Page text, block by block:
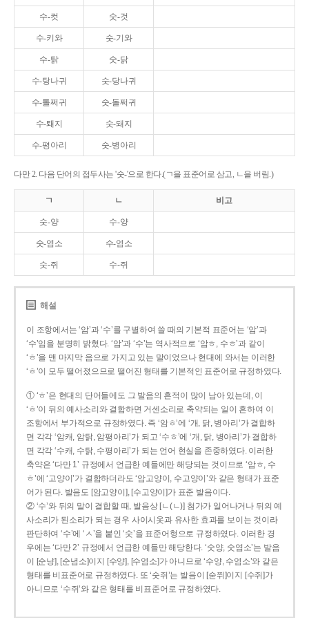
수-컷 숫-것
수-키와 숫-기와
수-탉 숫-닭
수-탕나귀 숫-당나귀
수-톨쩌귀 숫-돌쩌귀
수-퇘지 숫-돼지
수-평아리 숫-병아리
다만 2. 다음 단어의 접두사는 '숫-'으로 한다.(ㄱ을 표준어로 삼고, ㄴ을 버림.)
ㄱ ㄴ 비고
숫-양 수-양
숫-염소 수-염소
숫-쥐 수-쥐
해설
이 조항에서는 ‘암’과 ‘수’를 구별하여 쓸 때의 기본적 표준어는 ‘암’과
‘수’임을 분명히 밝혔다. ‘암’과 ‘수’는 역사적으로 ‘암ㅎ, 수ㅎ’과 같이
‘ㅎ’을 맨 마지막 음으로 가지고 있는 말이었으나 현대에 와서는 이러한
‘ㅎ’이 모두 떨어졌으므로 떨어진 형태를 기본적인 표준어로 규정하였다.
① ‘ㅎ’은 현대의 단어들에도 그 발음의 흔적이 많이 남아 있는데, 이
‘ㅎ’이 뒤의 예사소리와 결합하면 거센소리로 축약되는 일이 흔하여 이
조항에서 부가적으로 규정하였다. 즉 ‘암ㅎ’에 ‘개, 닭, 병아리’가 결합하
면 각각 ‘암캐, 암탉, 암평아리’가 되고 ‘수ㅎ’에 ‘개, 닭, 병아리’가 결합하
면 각각 ‘수캐, 수탉, 수평아리’가 되는 언어 현실을 존중하였다. 이러한
축약은 ‘다만 1’ 규정에서 언급한 예들에만 해당되는 것이므로 ‘암ㅎ, 수
ㅎ’에 ‘고양이’가 결합하더라도 ‘암고양이, 수고양이’와 같은 형태가 표준
어가 된다. 발음도 [암고양이], [수고양이]가 표준 발음이다.
② ‘수’와 뒤의 말이 결합할 때, 발음상 [ㄴ(ㄴ)] 첨가가 일어나거나 뒤의 예
사소리가 된소리가 되는 경우 사이시옷과 유사한 효과를 보이는 것이라
판단하여 ‘수’에 ‘ㅅ’을 붙인 ‘숫’을 표준어형으로 규정하였다. 이러한 경
우에는 ‘다만 2’ 규정에서 언급한 예들만 해당한다. ‘숫양, 숫염소’는 발음
이 [순냥], [순념소]이지 [수양], [수염소]가 아니므로 ‘수양, 수염소’와 같은
형태를 비표준어로 규정하였다. 또 ‘숫쥐’는 발음이 [숟쮜]이지 [수쥐]가
아니므로 ‘수쥐’와 같은 형태를 비표준어로 규정하였다.